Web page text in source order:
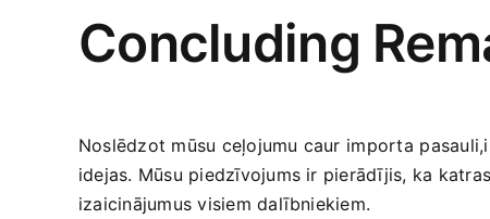
Concluding​
Noslēdzot mūsu ceļojumu caur ⁤importa
idejas. Mūsu piedzīvojums ir pierādījis, ka
‌izaicinājumus visiem dalībniekiem.